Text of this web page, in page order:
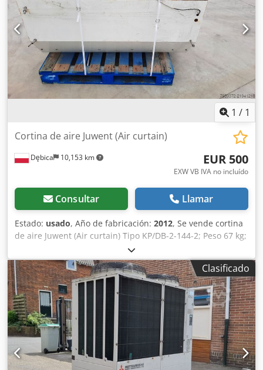
1 / 1
Dębica 10,153 km
Cortina de aire Juwent (Air curtain)
EUR 500
EXW VB IVA no incluído
Consultar Llamar
Estado: usado, Año de fabricación: 2012, Se vende cortina
de aire Juwent (Air curtain) Tipo KP/DB-2-144-2; Peso 67 kg;
Año 2012. Precio neto 500 EUR. Precio negociable. Csdey
Sw Ucepfx Ai Ieha
Clasificado